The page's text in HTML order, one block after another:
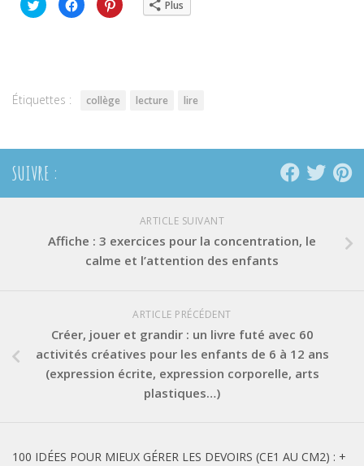
pour
partager
pour
partager
pour Plus
Étiquettes : collège lecture lire
SUIVRE :
ARTICLE SUIVANT
Affiche : 3 exercices pour la concentration, le
calme et l’attention des enfants
ARTICLE PRÉCÉDENT
Créer, jouer et grandir : un livre futé avec 60
activités créatives pour les enfants de 6 à 12 ans
(expression écrite, expression corporelle, arts
plastiques…)
100 IDÉES POUR MIEUX GÉRER LES DEVOIRS (CE1 AU CM2) : +